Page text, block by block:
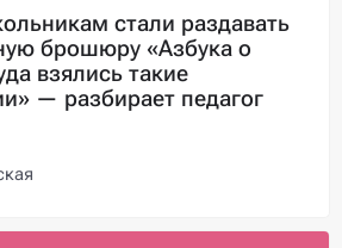
стали раздавать
брошюру «Азбука о
взялись такие
— разбирает педагог